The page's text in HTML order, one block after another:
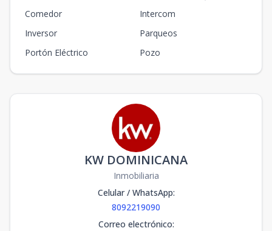
Comedor
Intercom
Inversor
Parqueos
Portón Eléctrico
Pozo
KW DOMINICANA
Inmobiliaria
Celular / WhatsApp:
8092219090
Correo electrónico: